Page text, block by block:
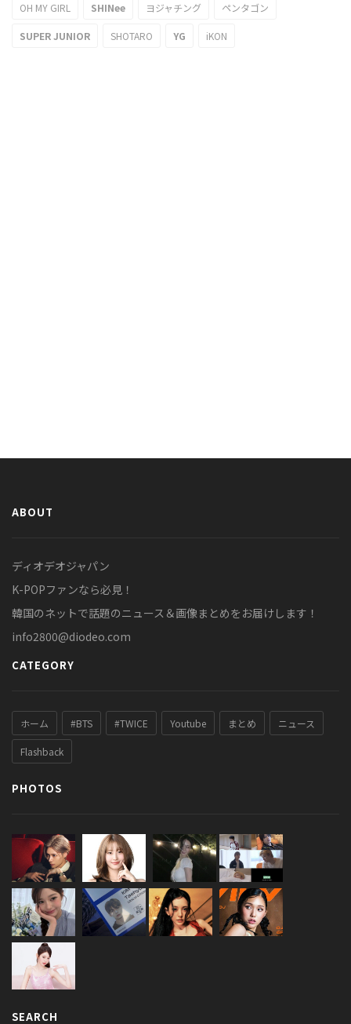
OH MY GIRL SHINee ヨジャチング ペンタゴン
SUPER JUNIOR SHOTARO YG iKON
ABOUT
ディオデオジャパン
K-POPファンなら必見！
韓国のネットで話題のニュース＆画像まとめをお届けします！
info2800@diodeo.com
CATEGORY
ホーム #BTS #TWICE Youtube まとめ ニュース
Flashback
PHOTOS
SEARCH